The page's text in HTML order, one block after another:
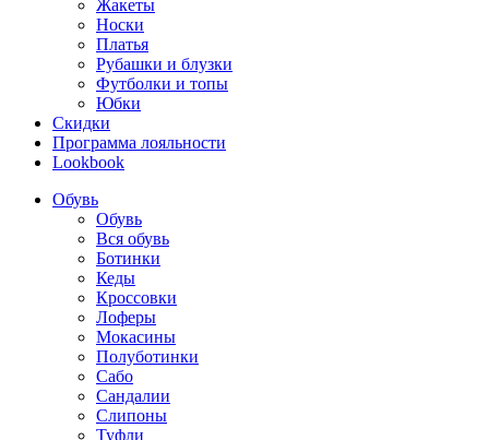
Жакеты
Носки
Платья
Рубашки и блузки
Футболки и топы
Юбки
Скидки
Программа лояльности
Lookbook
Обувь
Обувь
Вся обувь
Ботинки
Кеды
Кроссовки
Лоферы
Мокасины
Полуботинки
Сабо
Сандалии
Слипоны
Туфли